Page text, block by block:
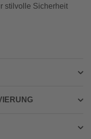
stilvolle Sicherheit